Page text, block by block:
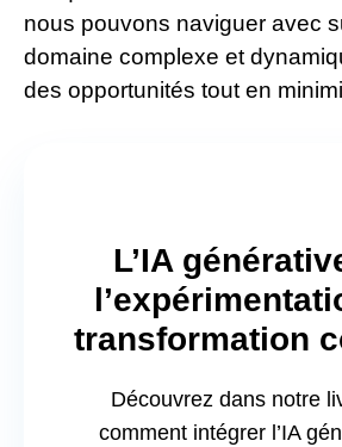
nous pouvons naviguer avec
domaine complexe et
des opportunités tout en
L’IA
transformation
Découvrez dans notre
comment intégrer l’IA